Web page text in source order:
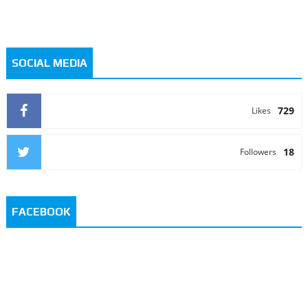
SOCIAL MEDIA
729
Likes
18
Followers
FACEBOOK